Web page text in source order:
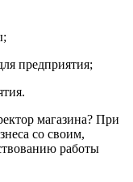
предприятия;
магазина? При
со своим,
работы